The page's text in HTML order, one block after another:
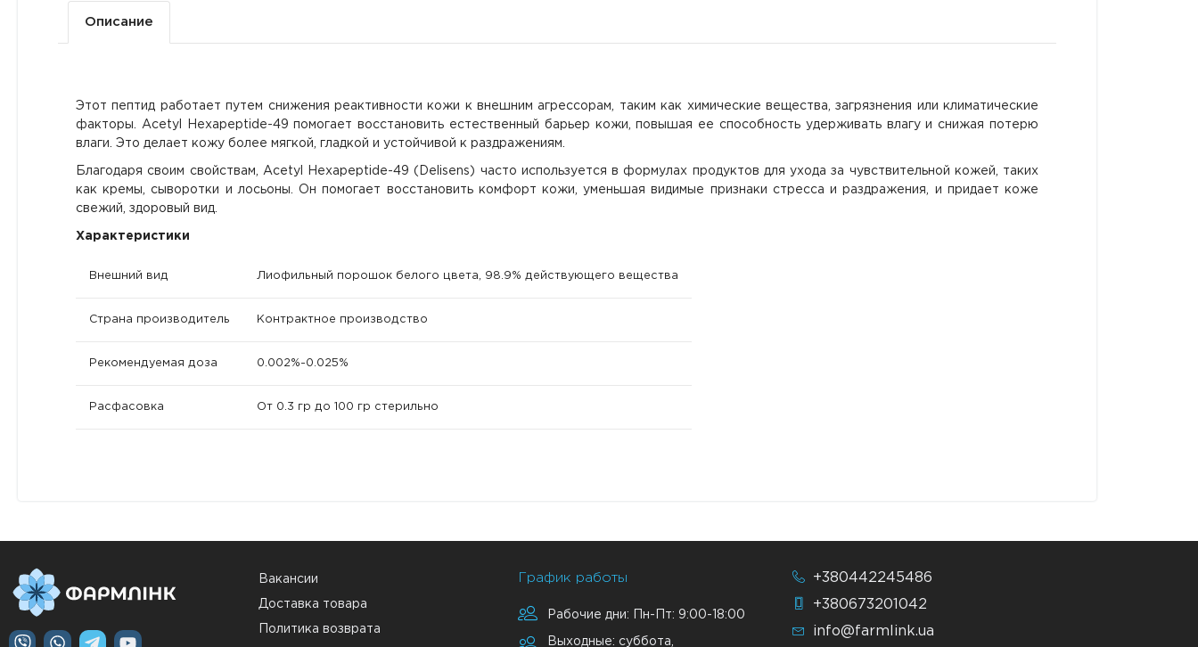
Описание
Этот пептид работает путем снижения реактивности кожи к внешним агрессорам, таким как химические вещества, загрязнения или климатические
факторы. Acetyl Hexapeptide-49 помогает восстановить естественный барьер кожи, повышая ее способность удерживать влагу и снижая потерю
влаги. Это делает кожу более мягкой, гладкой и устойчивой к раздражениям.
Благодаря своим свойствам, Acetyl Hexapeptide-49 (Delisens) часто используется в формулах продуктов для ухода за чувствительной кожей, таких
как кремы, сыворотки и лосьоны. Он помогает восстановить комфорт кожи, уменьшая видимые признаки стресса и раздражения, и придает коже
свежий, здоровый вид.
Характеристики
Внешний вид Лиофильный порошок белого цвета, 98.9% действующего вещества
Страна производитель Контрактное производство
Рекомендуемая доза 0.002%-0.025%
Расфасовка От 0.3 гр до 100 гр стерильно
Вакансии
Доставка товара
Политика возврата
График работы
Рабочие дни: Пн-Пт: 9:00-18:00
Выходные: суббота,
+380442245486
+380673201042
info@farmlink.ua